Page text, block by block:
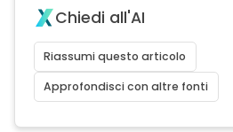
Chiedi all'AI
Riassumi questo articolo
Approfondisci con altre fonti